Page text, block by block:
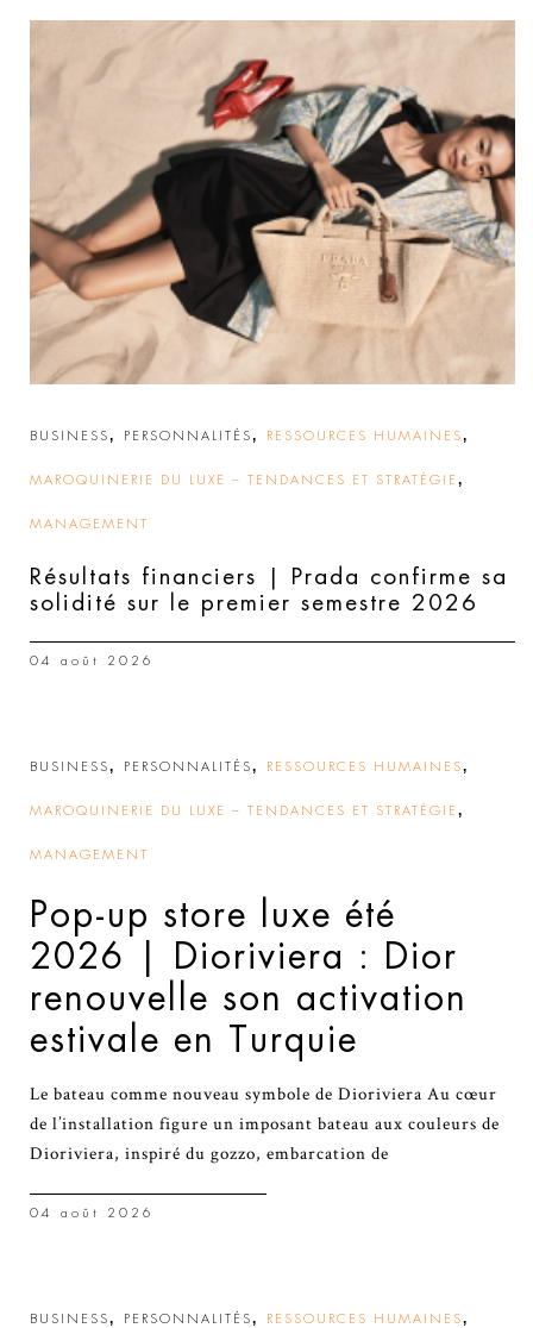
BUSINESS, PERSONNALITÉS, RESSOURCES HUMAINES,
MAROQUINERIE DU LUXE – TENDANCES ET STRATÉGIE ,
MANAGEMENT
Résultats financiers | Prada confirme sa
solidité sur le premier semestre 2026
04 août 2026
BUSINESS, PERSONNALITÉS, RESSOURCES HUMAINES,
MAROQUINERIE DU LUXE – TENDANCES ET STRATÉGIE ,
MANAGEMENT
Pop-up store luxe été
2026 | Dioriviera : Dior
renouvelle son activation
estivale en Turquie
Le bateau comme nouveau symbole de Dioriviera Au cœur
de l’installation figure un imposant bateau aux couleurs de
Dioriviera, inspiré du gozzo, embarcation de
04 août 2026
BUSINESS, PERSONNALITÉS, RESSOURCES HUMAINES,